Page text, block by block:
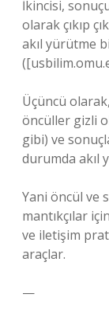
İkincisi,
olarak çıkıp
akıl yürütme
Üçüncü
öncüller gizli
gibi) ve
durumda akıl
Yani öncül ve
mantıkçılar
ve iletişim
araçlar.
—